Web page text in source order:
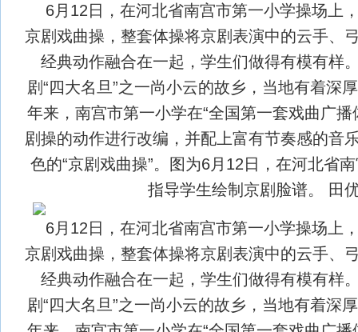
6月12日，在河北省南宫市第一小学操场上
京剧戏曲操，整套体操将京剧表演中的云手、
经典动作融合在一起，学生们做得有模有样
剧“四大名旦”之一尚小云的故乡，当地有着深
年来，南宫市第一小学在“全国第一套戏曲广播
剧操的动作进行改编，并配上富有节奏感的音
色的“京剧戏曲操”。图为6月12日，在河北省
指导学生绘制京剧脸谱。 田
6月12日，在河北省南宫市第一小学操场上
京剧戏曲操，整套体操将京剧表演中的云手、
经典动作融合在一起，学生们做得有模有样
剧“四大名旦”之一尚小云的故乡，当地有着深